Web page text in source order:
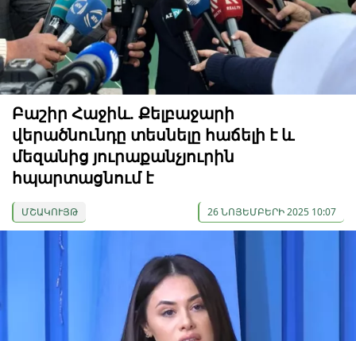
Բաշիր Հաջիև. Քելբաջարի
վերածնունդը տեսնելը հաճելի է և
մեզանից յուրաքանչյուրին
հպարտացնում է
ՄՇԱԿՈՒՅԹ 26 ՆՈՅԵՄԲԵՐԻ 2025 10:07